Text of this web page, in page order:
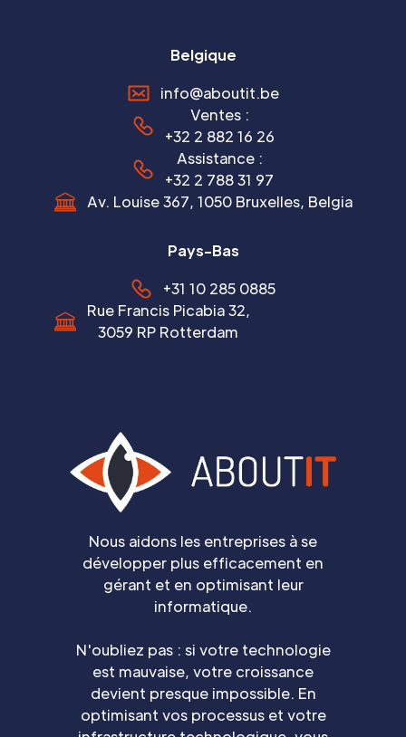
Nous aidons les entreprises à se
développer plus efficacement en
gérant et en optimisant leur
informatique.
N'oubliez pas : si votre technologie
est mauvaise, votre croissance
devient presque impossible. En
optimisant vos processus et votre
Belgique
info@aboutit.be
Ventes :
+32 2 882 16 26
Assistance :
+32 2 788 31 97
Av. Louise 367, 1050 Bruxelles, Belgia
Pays-Bas
+31 10 285 0885
Rue Francis Picabia 32,
3059 RP Rotterdam